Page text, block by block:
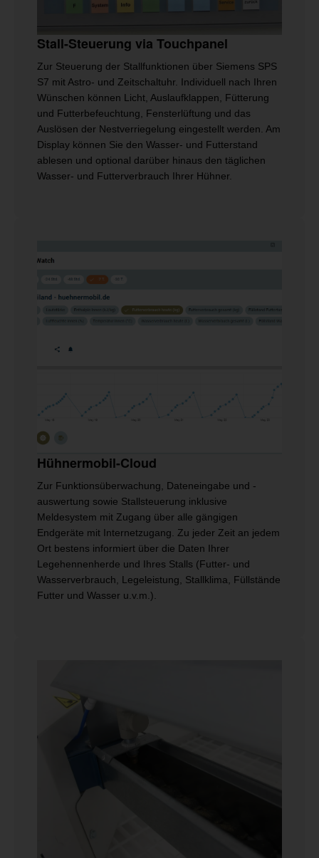
Stall-Steuerung via Touchpanel
Zur Steuerung der Stallfunktionen über Siemens SPS
S7 mit Astro- und Zeitschaltuhr. Individuell nach Ihren
Wünschen können Licht, Auslaufklappen, Fütterung
und Futterbefeuchtung, Fensterlüftung und das
Auslösen der Nestverriegelung eingestellt werden. Am
Display können Sie den Wasser- und Futterstand
ablesen und optional darüber hinaus den täglichen
Wasser- und Futterverbrauch Ihrer Hühner.
Hühnermobil-Cloud
Zur Funktionsüberwachung, Dateneingabe und -
auswertung sowie Stallsteuerung inklusive
Meldesystem mit Zugang über alle gängigen
Endgeräte mit Internetzugang. Zu jeder Zeit an jedem
Ort bestens informiert über die Daten Ihrer
Legehennenherde und Ihres Stalls (Futter- und
Wasserverbrauch, Legeleistung, Stallklima, Füllstände
Futter und Wasser u.v.m.).